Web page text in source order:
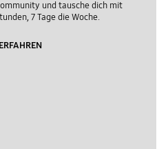
und tausche dich mit
7 Tage die Woche.